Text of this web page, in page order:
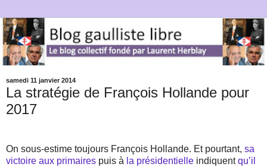
samedi 11 janvier 2014
La stratégie de François Hollande pour
2017
On sous-estime toujours François Hollande. Et pourtant, sa
victoire aux primaires puis à la présidentielle indiquentqu’il